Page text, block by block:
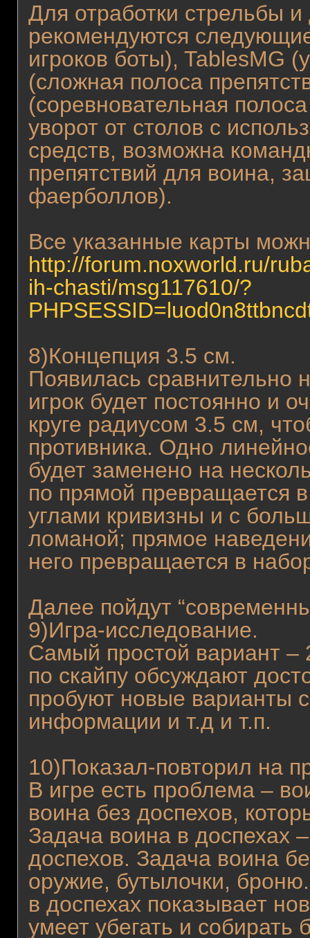
Для отработки стрельбы
рекомендуются
игроков боты), TablesMG
(сложная полоса
(соревновательная
уворот от столов с
средств, возможна
препятствий для воина,
фаерболлов).
Все указанные карты
http://forum.noxworld.ru/
ih-chasti/msg117610/?
8)Концепция 3.5 см.
Появилась сравнительно
игрок будет постоянно и
круге радиусом 3.5 см,
противника. Одно
будет заменено на
по прямой превращается
углами кривизны и с
ломаной; прямое
него превращается в
Далее пойдут
9)Игра-исследование.
Самый простой вариант –
по скайпу обсуждают
пробуют новые варианты
информации и т.д и т.п.
10)Показал-повторил на
В игре есть проблема –
воина без доспехов,
Задача воина в доспехах
доспехов. Задача воина
оружие, бутылочки,
в доспехах показывает
умеет убегать и